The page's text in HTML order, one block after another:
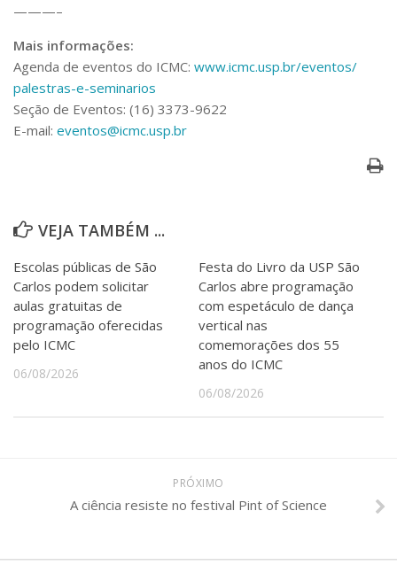
———–
Mais informações:
Agenda de eventos do ICMC: www.icmc.usp.br/eventos/
palestras-e-seminarios
Seção de Eventos: (16) 3373-9622
E-mail: eventos@icmc.usp.br
VEJA TAMBÉM ...
Escolas públicas de São
Carlos podem solicitar
aulas gratuitas de
programação oferecidas
pelo ICMC
06/08/2026
Festa do Livro da USP São
Carlos abre programação
com espetáculo de dança
vertical nas
comemorações dos 55
anos do ICMC
06/08/2026
PRÓXIMO
A ciência resiste no festival Pint of Science